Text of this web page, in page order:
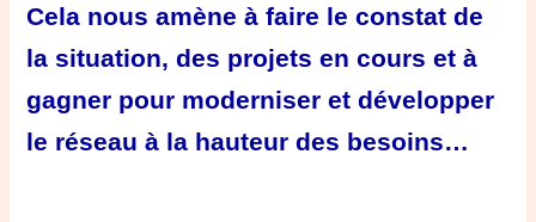
Cela nous amène à faire le constat de
la situation, des projets en cours et à
gagner pour moderniser et développer
le réseau à la hauteur des besoins…